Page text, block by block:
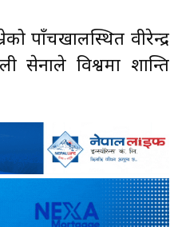
पाँचखालस्थित वीरेन्द्र
सेनाले विश्वमा शान्ति